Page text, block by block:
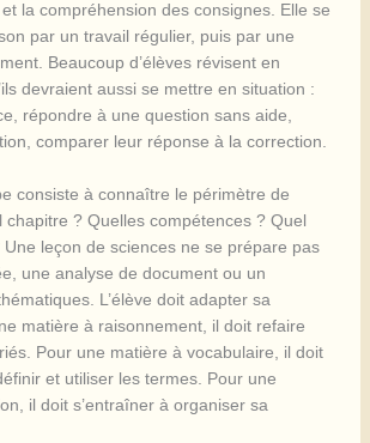
la compréhension des consignes. Elle se
par un travail régulier, puis par une
Beaucoup d’élèves révisent en
devraient aussi se mettre en situation :
répondre à une question sans aide,
comparer leur réponse à la correction.
consiste à connaître le périmètre de
chapitre ? Quelles compétences ? Quel
Une leçon de sciences ne se prépare pas
une analyse de document ou un
L’élève doit adapter sa
matière à raisonnement, il doit refaire
Pour une matière à vocabulaire, il doit
et utiliser les termes. Pour une
il doit s’entraîner à organiser sa